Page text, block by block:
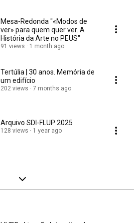
Mesa-Redonda "«Modos de
ver» para quem quer ver. A
História da Arte no PEUS"
91 views 1 month ago
Tertúlia | 30 anos. Memória de
um edifício
202 views 7 months ago
Arquivo SDI-FLUP 2025
128 views 1 year ago